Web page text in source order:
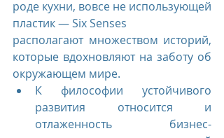
роде кухни, вовсе не использующей
пластик — Six Senses
располагают множеством историй,
которые вдохновляют на заботу об
окружающем мире.
К философии устойчивого
развития относится и
отлаженность бизнес-